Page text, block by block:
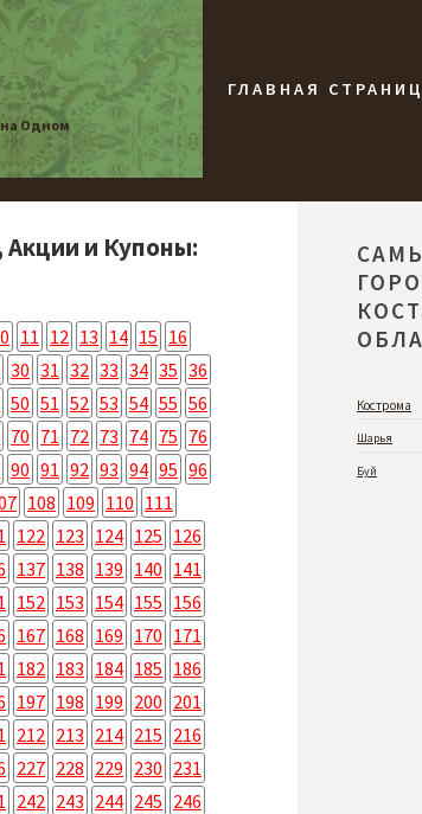
на Одном
ГЛАВНАЯ
и Купоны:
11 12 13 14 15 16
30 31 32 33 34 35 36
50 51 52 53 54 55 56
70 71 72 73 74 75 76
90 91 92 93 94 95 96
108 109 110 111
122 123 124 125 126
137 138 139 140 141
152 153 154 155 156
167 168 169 170 171
182 183 184 185 186
197 198 199 200 201
212 213 214 215 216
227 228 229 230 231
242 243 244 245 246
Кострома
Шарья
Буй